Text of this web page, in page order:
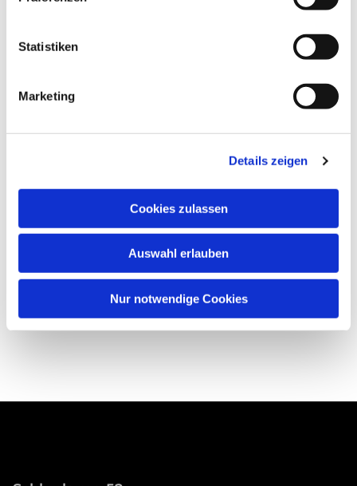
Statistiken
Marketing
Details zeigen
Cookies zulassen
Auswahl erlauben
Nur notwendige Cookies